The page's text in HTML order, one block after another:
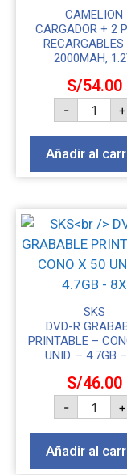
CAMELION
CARGADOR + 2
2000MAH,
S/54.00
- +
Añadir al
SKS
DVD-R
PRINTABLE –
UNID. – 4.7GB
S/46.00
- +
Añadir al